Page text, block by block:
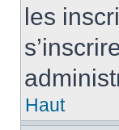
les
Haut